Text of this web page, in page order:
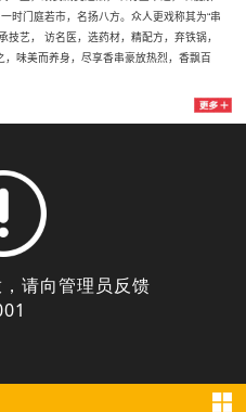
时门庭若市，名扬八方。众人更戏称其为“串
技艺， 访名医，选药材，精配方，弃铁锅，
，味美而养身，尽享香串豪放热烈，香飘百